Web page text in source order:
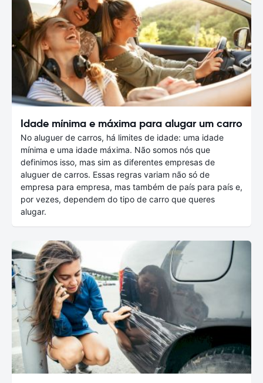
Idade mínima e máxima para alugar um carro
No aluguer de carros, há limites de idade: uma idade
mínima e uma idade máxima. Não somos nós que
definimos isso, mas sim as diferentes empresas de
aluguer de carros. Essas regras variam não só de
empresa para empresa, mas também de país para país e,
por vezes, dependem do tipo de carro que queres
alugar.